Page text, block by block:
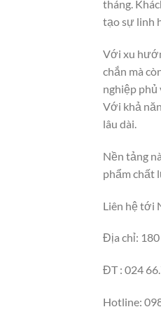
tháng.
tạo sự linh
Với xu
chắn mà
nghiệp phủ
Với khả
lâu dài.
Nền tảng
phẩm chất
Liên hệ tới
Địa chỉ:
ĐT : 024
Hotline: